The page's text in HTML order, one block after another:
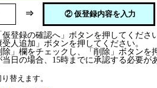
⇒ ② 仮登録内容を入力
登録の確認へ」ボタンを押してくださ
人追加」ボタンを押してください。
」欄をチェックし、「削除」ボタン
日の場合、15時までに承認する必要が
替えます。